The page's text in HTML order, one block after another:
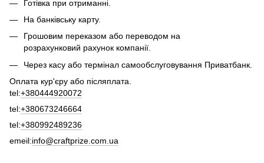
Готівка при отриманні.
На банківську карту.
Грошовим переказом або переводом на
розрахунковий рахунок компанії.
Через касу або термінал самообслуговування Приватбанк.
Оплата кур'єру або післяплата.
tel:+380444920072
tel:+380673246664
tel:+380992489236
emeil:info@craftprize.com.ua